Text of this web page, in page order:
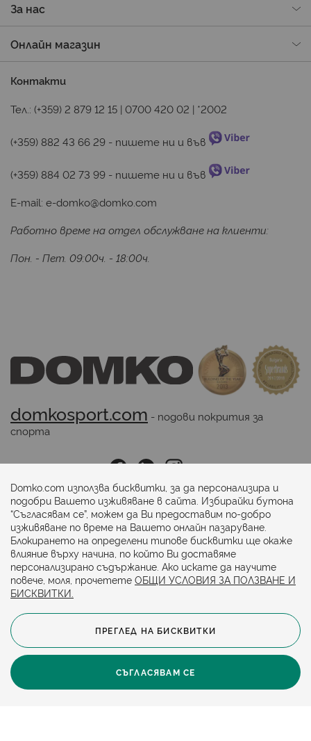
За нас
Онлайн магазин
Контакти
Тел.: (+359) 2 879 12 15 | 0700 420 02 | *2002
(+359) 882 43 66 29 - пишете ни и във
(+359) 884 02 73 99 - пишете ни и във
E-mail: e-domko@domko.com
Работно време на отдел обслужване на клиенти:
Пон. - Пет. 09:00ч. - 18:00ч.
domkosport.com - подови покрития за
спорта
Последвайте ни:
Начини на плащане:
© 2024. Всички права запазени.
Общи условия
Политика за бисквитки
Domko.com използва бисквитки, за да персонализира и
подобри Вашето изживяване в сайта. Избирайки бутона
“Съгласявам се”, можем да Ви предоставим по-добро
изживяване по време на Вашето онлайн пазаруване.
Блокирането на определени типове бисквитки ще окаже
влияние върху начина, по който Ви доставяме
персонализирано съдържание. Ако искате да научите
повече, моля, прочетете ОБЩИ УСЛОВИЯ ЗА ПОЛЗВАНЕ И
БИСКВИТКИ.
СЪГЛАСЯВАМ СЕ
ПРЕГЛЕД НА БИСКВИТКИ